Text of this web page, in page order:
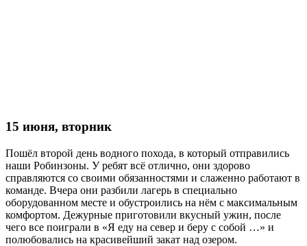
15 июня, вторник
Пошёл второй день водного похода, в который отправились
наши Робинзоны. У ребят всё отлично, они здорово
справляются со своими обязанностями и слаженно работают в
команде. Вчера они разбили лагерь в специально
оборудованном месте и обустроились на нём с максимальным
комфортом. Дежурные приготовили вкусный ужин, после
чего все поиграли в «Я еду на север и беру с собой …» и
полюбовались на красивейший закат над озером.